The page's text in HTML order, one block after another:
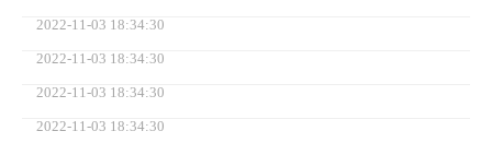
2022-11-03 18:34:30
2022-11-03 18:34:30
2022-11-03 18:34:30
2022-11-03 18:34:30